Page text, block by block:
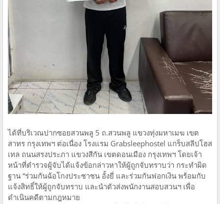
ได้ที่บริเวณปากซอยสวนพลู 5 ถ.สวนพลู แขวงทุ่งมหาเมฆ เขต
สาทร กรุงเทพฯ ต่อเนื่อง โรงแรม Grabsleephostel แกร็บสลีปโฮส
เทล ถนนสรงประภา แขวงสีกัน เขตดอนเมือง กรุงเทพฯ โดยเจ้า
หน้าที่ตำรวจผู้จับได้แจ้งข้อกล่าวหาให้ผู้ถูกจับทราบว่า กระทำผิด
ฐาน “ร่วมกันฉ้อโกงประชาชน อั้งยี่ และร่วมกันฟอกเงิน พร้อมกับ
แจ้งสิทธิ์ให้ผู้ถูกจับทราบ และนำตัวส่งพนักงานสอบสวนฯ เพื่อ
ดำเนินคดีตามกฎหมาย